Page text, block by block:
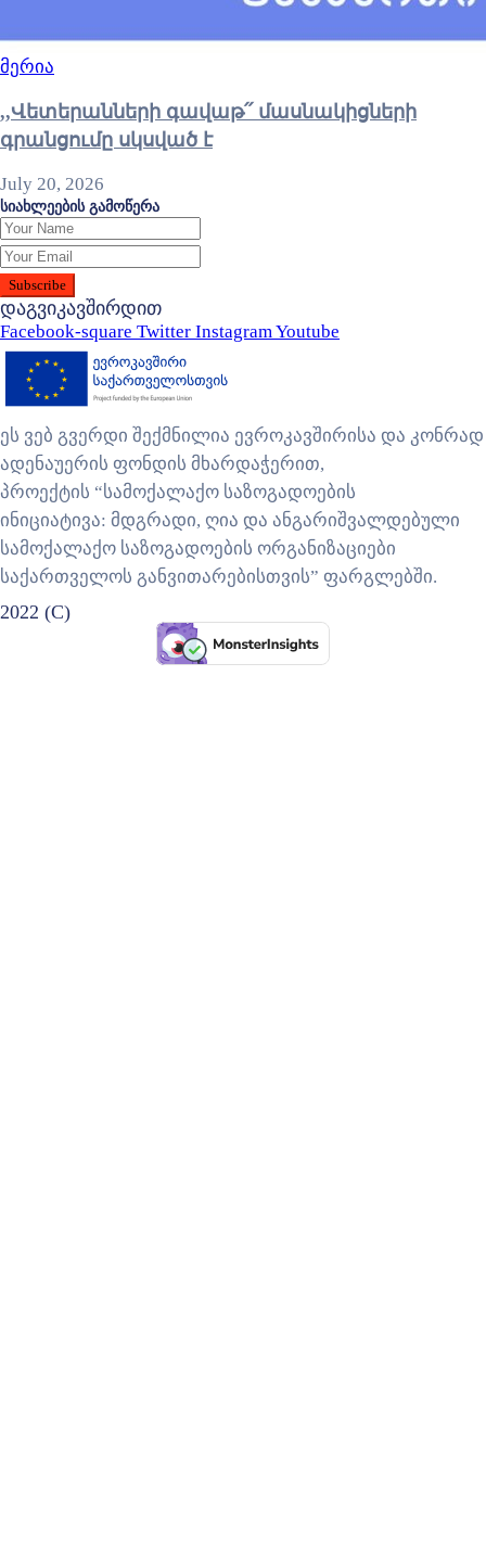
მერია
,,Վետերանների գավաթ՛՛ մասնակիցների
գրանցումը սկսված է
July 20, 2026
სიახლეების გამოწერა
დაგვიკავშირდით
Facebook-square Twitter InstagramYoutube
ეს ვებ გვერდი შექმნილია ევროკავშირისა და კონრად
ადენაუერის ფონდის მხარდაჭერით,
პროექტის “სამოქალაქო საზოგადოების
ინიციატივა: მდგრადი, ღია და ანგარიშვალდებული
სამოქალაქო საზოგადოების ორგანიზაციები
საქართველოს განვითარებისთვის” ფარგლებში.
2022 (C)